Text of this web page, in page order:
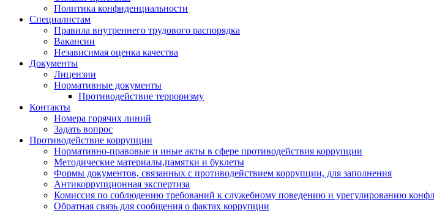
Политика конфиденциальности
Cпециалистам
Правила внутреннего трудового распорядка
Вакансии
Независимая оценка качества
Документы
Лицензии
Нормативные документы
Противодействие терроризму
Контакты
Номера горячих линий
Задать вопрос
Противодействие коррупции
Нормативно-правовые и иные акты в сфере противодействия коррупции
Методические материалы,памятки и буклеты
Формы документов, связанных с противодействием коррупции, для заполнения
Антикоррупционная экспертиза
Комиссия по соблюдению требований к служебному поведению и урегулированию
Обратная связь для сообщения о фактах коррупции